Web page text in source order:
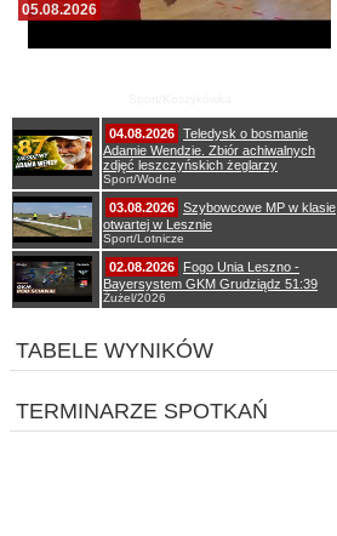
05.08.2026
04.08.2026 Teledysk o bosmanie
Adamie Wendzie. Zbiór achiwalnych
zdjęć leszczyńskich żeglarzy
Sport/Wodne
03.08.2026 Szybowcowe MP w klasie
otwartej w Lesznie
Sport/Lotnicze
02.08.2026
Fogo Unia Leszno -
Bayersystem GKM Grudziądz 51:39
Żużel/2026
TABELE WYNIKÓW
TERMINARZE SPOTKAŃ